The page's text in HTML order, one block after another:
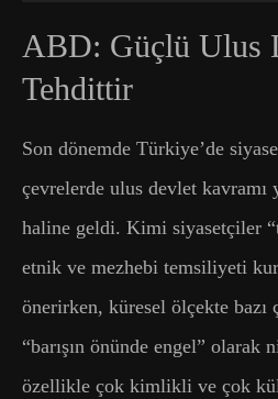
ABD: Güçlü Ulus
Tehdittir
Son dönemde Türkiye’de
çevrelerde ulus devlet kavramı
haline geldi. Kimi siyasetçiler
etnik ve mezhebi temsiliyeti
önerirken, küresel ölçekte
“barışın önünde engel” olarak
özellikle çok kimlikli ve çok